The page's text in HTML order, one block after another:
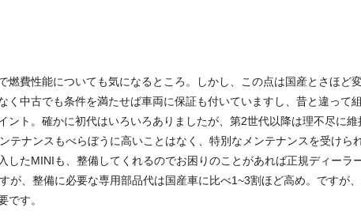
燃費性能についても気になるところ。しかし、この点は国産とさほど
く中古でも条件を満たせば車両に保証も付いていますし、昔と違って
ント。確かに初代はいろいろありましたが、第2世代以降は理不尽に
テナンスもべらぼうに高いことはなく、特別なメンテナンスを受けら
したMINIも、整備してくれるのでお困りのことがあれば正規ディーラ
が、整備に必要な専用部品代は国産車に比べ1~3割ほど高め。ですが
です。